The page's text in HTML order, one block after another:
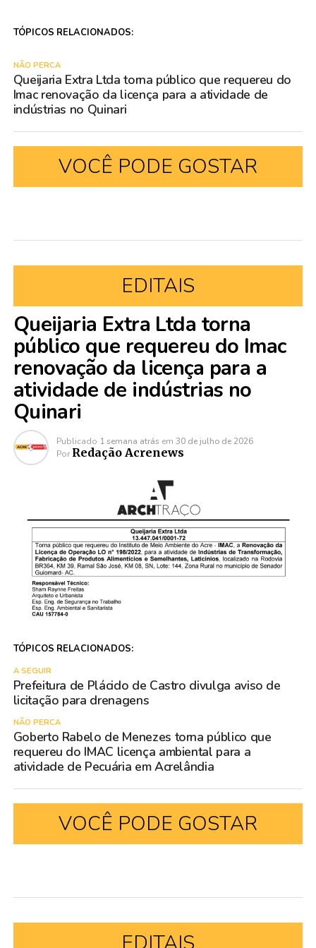
TÓPICOS RELACIONADOS:
NÃO PERCA
Queijaria Extra Ltda torna público que requereu do
Imac renovação da licença para a atividade de
indústrias no Quinari
VOCÊ PODE GOSTAR
EDITAIS
Queijaria Extra Ltda torna
público que requereu do Imac
renovação da licença para a
atividade de indústrias no
Quinari
Publicado 1 semana atrás em 30 de julho de 2026
Por Redação Acrenews
TÓPICOS RELACIONADOS:
A SEGUIR
Prefeitura de Plácido de Castro divulga aviso de
licitação para drenagens
NÃO PERCA
Goberto Rabelo de Menezes torna público que
requereu do IMAC licença ambiental para a
atividade de Pecuária em Acrelândia
VOCÊ PODE GOSTAR